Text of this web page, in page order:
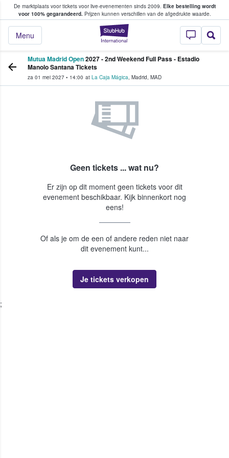
De marktplaats voor tickets voor live-evenementen sinds 2009. Elke bestelling wordt
voor 100% gegarandeerd.Prijzen kunnen verschillen van de afgedrukte waarde.
StubHub: waar
Menu
tickets kopen en verkopen
Mutua Madrid Open2027 - 2nd Weekend Full Pass - Estadio
Manolo Santana Tickets
za 01 mei 2027 • 14:00 at La Caja Mágica, Madrid, MAD
Geen tickets ... wat nu?
Er zijn op dit moment geen tickets voor dit
evenement beschikbaar. Kijk binnenkort nog
eens!
Of als je om de een of andere reden niet naar
dit evenement kunt...
Je tickets verkopen
;